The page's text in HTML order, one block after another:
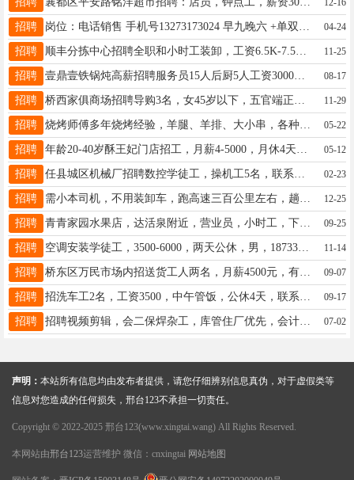
12-16
招聘 04-24
招聘 顺丰分拣中心招聘全职和小时工装卸，工资6.5K-7.5K,时间16点半-4点半，小时工一小时21元19334919394 11-25
招聘 壹鼎壹铁锅炖高薪招聘服务员15人后厨5人工资3000～4000地址肉联厂对面联系电话15227976789 08-17
招聘 11-29
招聘 烧烤师傅多年烧烤经验，羊腿、羊排、大小串，各种蔬菜，各种锡纸，海鲜，合作也可以，干小时也可以☎️17320858281 05-22
招聘 05-12
招聘 02-23
招聘 12-25
招聘 青青家园水果店，达活泉附近，营业员，小时工，下岗职工，学生，兼职均可。13244940608 09-25
招聘 空调安装学徒工，3500-6000，两天公休，男，18733973331另招临时工，工资面议 11-14
招聘 桥东区万民市场内招送货工人两名，月薪4500元，有意者联系13229066101 09-07
招聘 09-17
招聘 招聘视频剪辑，会二保焊杂工，库管住厂优先，会计，空调维修工、焊薄铁皮及激光焊工，设计师，销售联系17888715341 07-02
声明： 本站所有信息均由发布者提供，请您仔细辨别信息真伪，对于虚假类等
信息对您造成的任何损失，邢台123不承担一切责任。
Copyright © 2022-2025 邢台123(www.xingtai.wang) All Rights Reserved.
本网站由邢台123运营维护 微信：cnxingtai 网站地图